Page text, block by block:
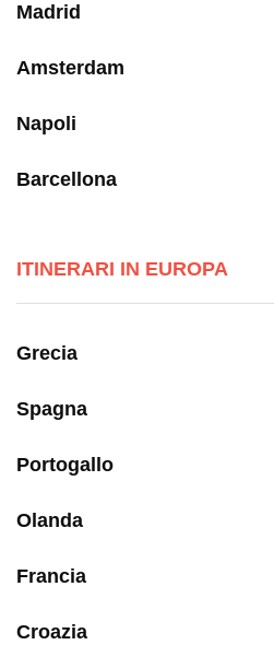
Madrid
Amsterdam
Napoli
Barcellona
ITINERARI IN EUROPA
Grecia
Spagna
Portogallo
Olanda
Francia
Croazia